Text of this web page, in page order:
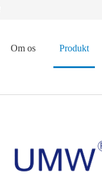
Om os Produkt